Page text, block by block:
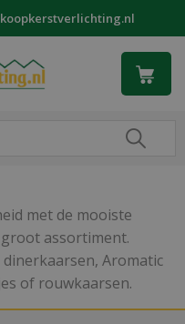
met de mooiste
assortiment.
Aromatic
of rouwkaarsen.